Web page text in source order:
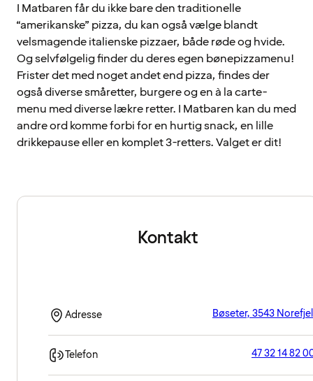
I Matbaren får du ikke bare den traditionelle
“amerikanske” pizza, du kan også vælge blandt
velsmagende italienske pizzaer, både røde og hvide.
Og selvfølgelig finder du deres egen bønepizzamenu!
Frister det med noget andet end pizza, findes der
også diverse småretter, burgere og en à la carte-
menu med diverse lækre retter. I Matbaren kan du med
andre ord komme forbi for en hurtig snack, en lille
drikkepause eller en komplet 3-retters. Valget er dit!
Kontakt
Adresse Bøseter, 3543
Telefon 47 32 14 82